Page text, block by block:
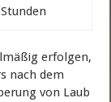
Stunden
erfolgen,
nach dem
von Laub